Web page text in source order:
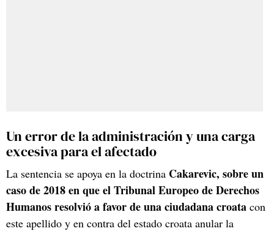
Un error de la administración y una carga
excesiva para el afectado
La sentencia se apoya en la doctrina Cakarevic, sobre un
caso de 2018 en que el Tribunal Europeo de Derechos
Humanos resolvió a favor de una ciudadana croata con
este apellido y en contra del estado croata anular la